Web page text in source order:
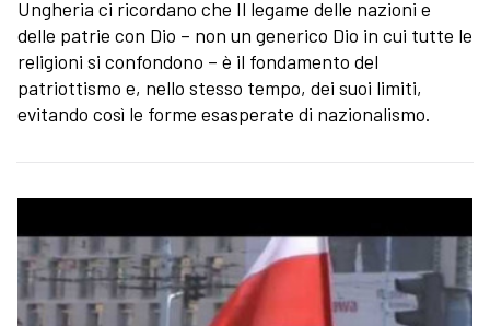
Ungheria ci ricordano che Il legame delle nazioni e
delle patrie con Dio – non un generico Dio in cui tutte le
religioni si confondono – è il fondamento del
patriottismo e, nello stesso tempo, dei suoi limiti,
evitando così le forme esasperate di nazionalismo.